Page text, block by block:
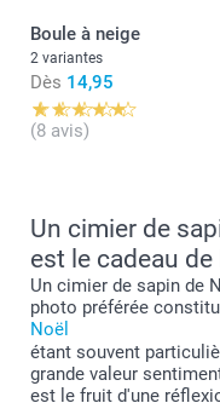
Boule à neige
2 variantes
Dès 14,95
(8 avis)
Un cimier de
est le cadeau de
Un cimier de sapin de
photo préférée
Noël
étant souvent
grande valeur
est le fruit d'une